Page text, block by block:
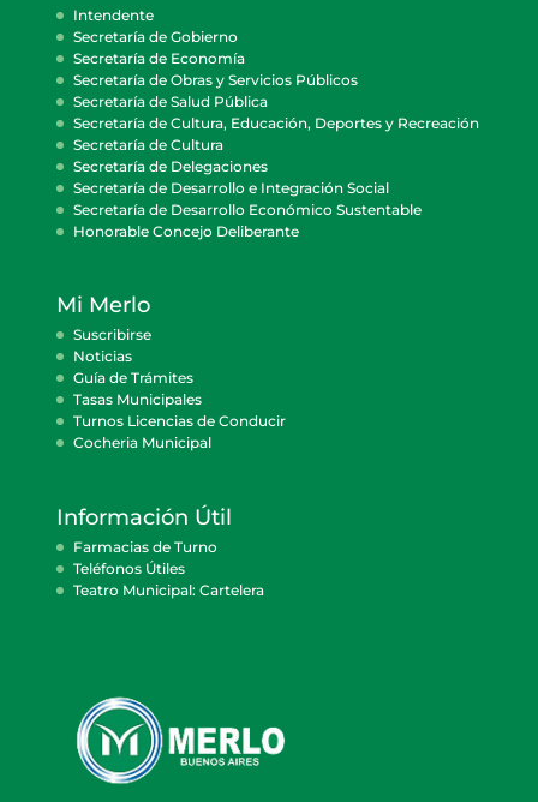
Intendente
Secretaría de Gobierno
Secretaría de Economía
Secretaría de Obras y Servicios Públicos
Secretaría de Salud Pública
Secretaría de Cultura, Educación, Deportes y Recreación
Secretaría de Cultura
Secretaría de Delegaciones
Secretaría de Desarrollo e Integración Social
Secretaría de Desarrollo Económico Sustentable
Honorable Concejo Deliberante
Mi Merlo
Suscribirse
Noticias
Guía de Trámites
Tasas Municipales
Turnos Licencias de Conducir
Cocheria Municipal
Información Útil
Farmacias de Turno
Teléfonos Útiles
Teatro Municipal: Cartelera